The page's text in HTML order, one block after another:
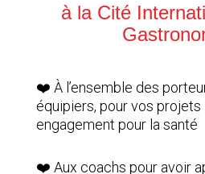
à la Cité
❤️ À l’ensemble des
équipiers, pour vos
engagement pour la santé
❤️ Aux coachs pour avoir